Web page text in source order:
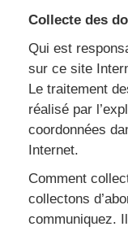
Collecte des
Qui est
sur ce site
Le traitement
réalisé par
coordonnées
Internet.
Comment
collectons
communiquez.